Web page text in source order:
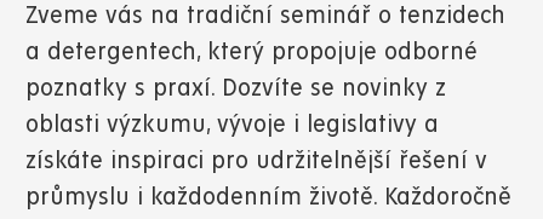
Zveme vás na tradiční seminář o tenzidech
a detergentech, který propojuje odborné
poznatky s praxí. Dozvíte se novinky z
oblasti výzkumu, vývoje i legislativy a
získáte inspiraci pro udržitelnější řešení v
průmyslu i každodenním životě. Každoročně